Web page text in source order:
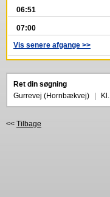
06:51
07:00
Vis senere afgange >>
Ret din søgning
Gurrevej (Hornbækvej)
<< Tilbage